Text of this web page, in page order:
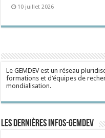
10 juillet 2026
Le GEMDEV est un réseau
formations et d’équipes de
mondialisation.
Les dernières Infos-Gemdev